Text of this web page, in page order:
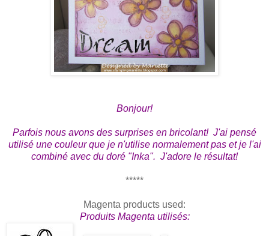
Bonjour!
Parfois nous avons des surprises en bricolant! J'ai pensé
utilisé une couleur que je n'utilise normalement pas et je l'ai
combiné avec du doré "Inka". J'adore le résultat!
*****
Magenta products used:
Produits Magenta utilisés: